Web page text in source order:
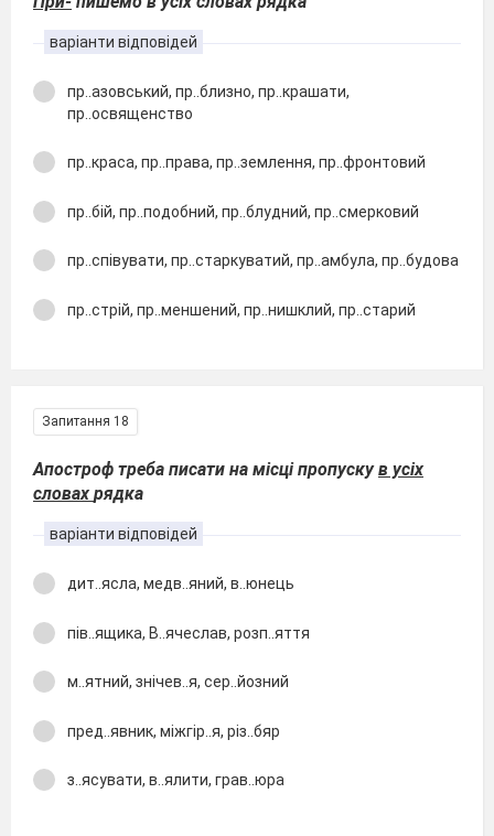
варіанти відповідей
пр..азовський, пр..близно, пр..крашати,
пр..освященство
пр..краса, пр..права, пр..землення, пр..фронтовий
пр..бій, пр..подобний, пр..блудний, пр..смерковий
пр..співувати, пр..старкуватий, пр..амбула, пр..будова
пр..стрій, пр..меншений, пр..нишклий, пр..старий
Запитання 18
Апостроф треба писати на місці пропускув усіх
словах рядка
варіанти відповідей
дит..ясла, медв..яний, в..юнець
пів..ящика, В..ячеслав, розп..яття
м..ятний, знічев..я, сер..йозний
пред..явник, міжгір..я, різ..бяр
з..ясувати, в..ялити, грав..юра